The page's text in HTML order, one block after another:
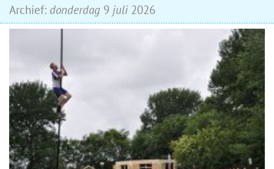
Archief: donderdag 9 juli2026